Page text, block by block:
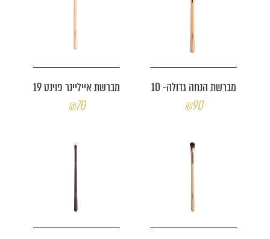
מברשת הנחה גדולה- 10
₪90
מברשת אייליינר פוינט 19
₪70